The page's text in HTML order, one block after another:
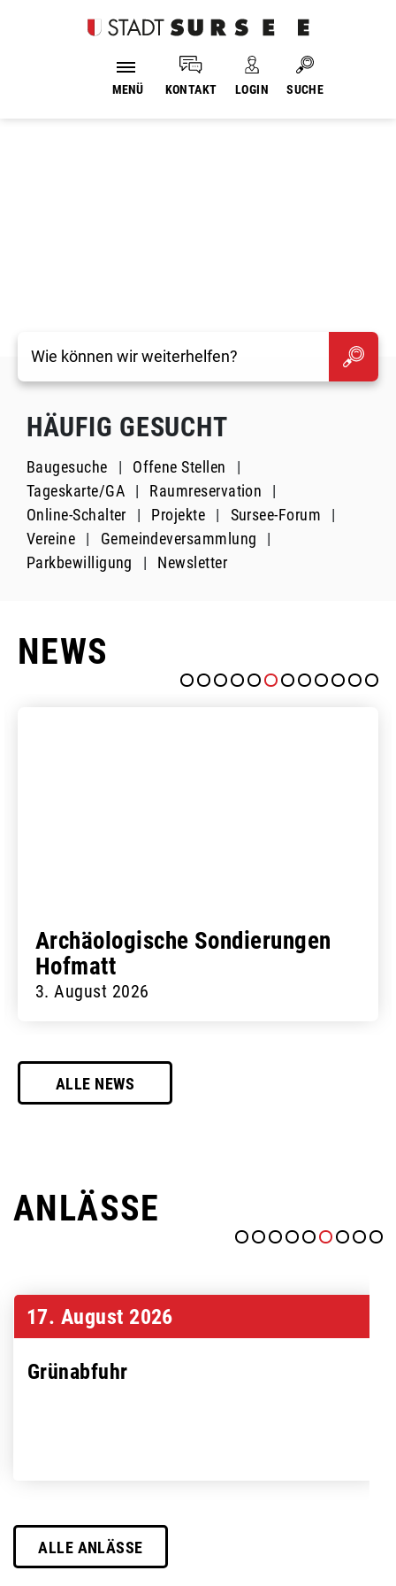
Kopfzeile
MENÜ KONTAKT LOGIN SUCHE
HÄUFIG GESUCHT
Baugesuche
Offene Stellen
Tageskarte/GA
Raumreservation
Online-Schalter
Projekte
Sursee-Forum
Vereine
Gemeindeversammlung
Parkbewilligung
Newsletter
NEWS
Archäologische Sondierungen
Hofmatt
3. August 2026
ALLE NEWS
ANLÄSSE
17. August 2026
Grünabfuhr
ALLE ANLÄSSE